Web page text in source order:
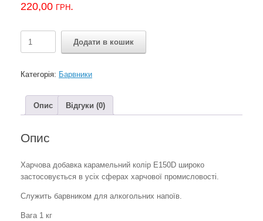
220,00 грн.
карамельний
E150D
204
Додати в кошик
Категорія: Барвники
Опис Відгуки (0)
Опис
Харчова добавка карамельний колір E150D широко
застосовується в усіх сферах харчової промисловості.
Служить барвником для алкогольних напоїв.
Вага 1 кг